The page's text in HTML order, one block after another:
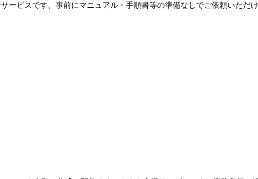
ビスです。事前にマニュアル・手順書等の準備なしでご依頼いただけ